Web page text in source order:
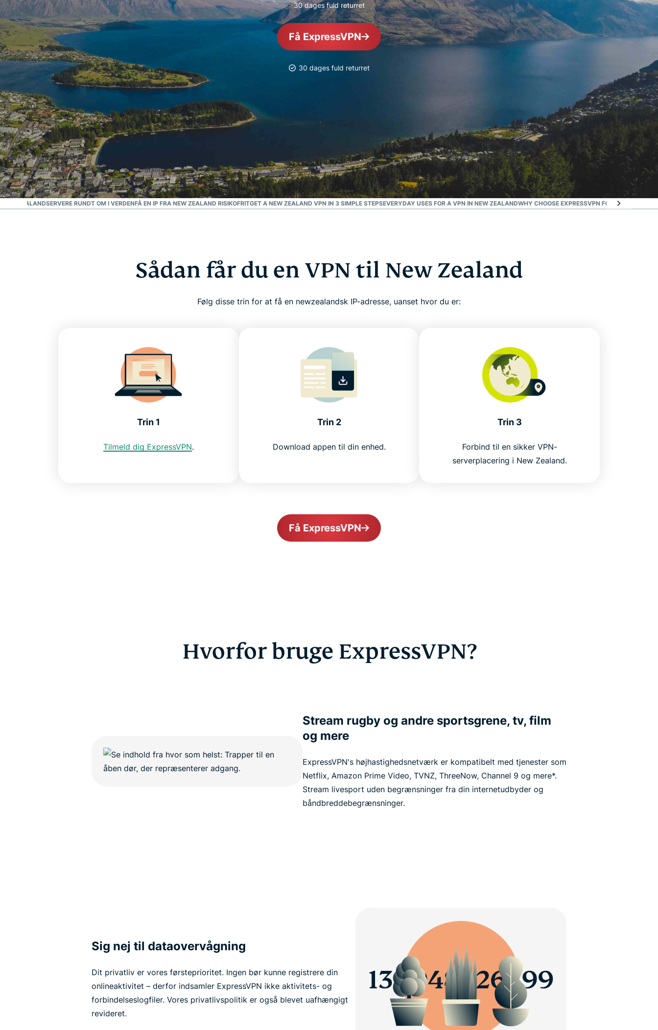
forbrugere, der er
drevet af fortrolig
databehandling til
databeskyttelsesstyret
pakke med
værktøjer til
beskyttelse,
overvågning
datafjernelse
30 dages fuld returret
Få ExpressVPN
30 dages fuld returret
#1 betroet VPN
Bedste New Zealand VPN
NEW ZEALANDSERVERE RUNDT OM I VERDENFÅ EN IP FRA NEW ZEALAND RISIKOFRITGET A NEW ZEALAND VPN IN 3 SIMPLE STEPSEVERYDAY USES FOR A VPN IN NEW ZEALANDWHY CHOOSE EXPRESSVPN FOR NEW ZEALAND
Sådan får du en VPN til New Zealand
Følg disse trin for at få en newzealandsk IP-adresse, uanset hvor du er:
Trin 1
Tilmeld dig ExpressVPN.
Trin 2
Download appen til din enhed.
Trin 3
Forbind til en sikker VPN-
serverplacering i New Zealand.
Få ExpressVPN
Hvorfor bruge ExpressVPN?
Stream rugby og andre sportsgrene, tv, film
og mere
ExpressVPN's højhastighedsnetværk er kompatibelt med tjenester som
Netflix, Amazon Prime Video, TVNZ, ThreeNow, Channel 9 og mere*.
Stream livesport uden begrænsninger fra din internetudbyder og
båndbreddebegrænsninger.
Sig nej til dataovervågning
Dit privatliv er vores førsteprioritet. Ingen bør kunne registrere din
onlineaktivitet – derfor indsamler ExpressVPN ikke aktivitets- og
forbindelseslogfiler. Vores privatlivspolitik er også blevet uafhængigt
revideret.